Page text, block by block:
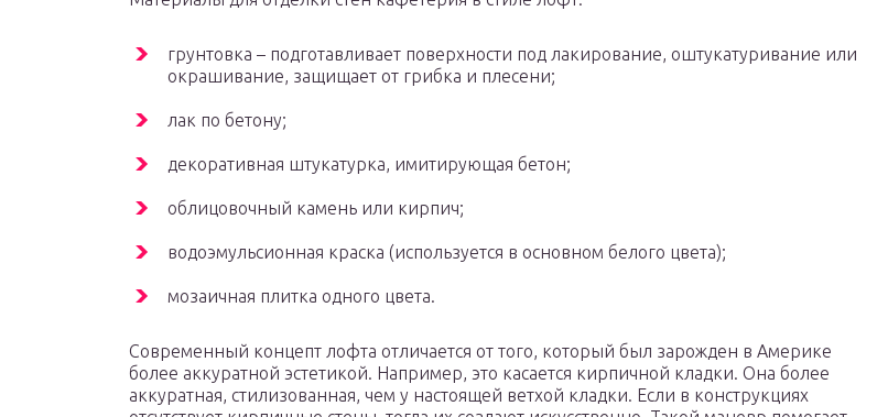
грунтовка – подготавливает поверхности под лакирование, оштукатуривание или
окрашивание, защищает от грибка и плесени;
лак по бетону;
декоративная штукатурка, имитирующая бетон;
облицовочный камень или кирпич;
водоэмульсионная краска (используется в основном белого цвета);
мозаичная плитка одного цвета.
Современный концепт лофта отличается от того, который был зарожден в Америке
более аккуратной эстетикой. Например, это касается кирпичной кладки. Она более
аккуратная, стилизованная, чем у настоящей ветхой кладки. Если в конструкциях